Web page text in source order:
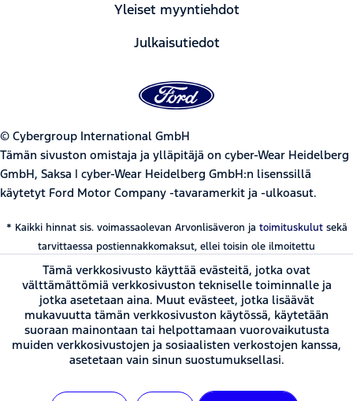
Yleiset myyntiehdot
Julkaisutiedot
© Cybergroup International GmbH
Tämän sivuston omistaja ja ylläpitäjä on cyber-Wear Heidelberg
GmbH, Saksa | cyber-Wear Heidelberg GmbH:n lisenssillä
käytetyt Ford Motor Company -tavaramerkit ja -ulkoasut.
* Kaikki hinnat sis. voimassaolevan Arvonlisäveron ja toimituskulutsekä
tarvittaessa postiennakkomaksut, ellei toisin ole ilmoitettu
Tämä verkkosivusto käyttää evästeitä, jotka ovat
välttämättömiä verkkosivuston tekniselle toiminnalle ja
jotka asetetaan aina. Muut evästeet, jotka lisäävät
mukavuutta tämän verkkosivuston käytössä, käytetään
suoraan mainontaan tai helpottamaan vuorovaikutusta
muiden verkkosivustojen ja sosiaalisten verkostojen kanssa,
asetetaan vain sinun suostumuksellasi.